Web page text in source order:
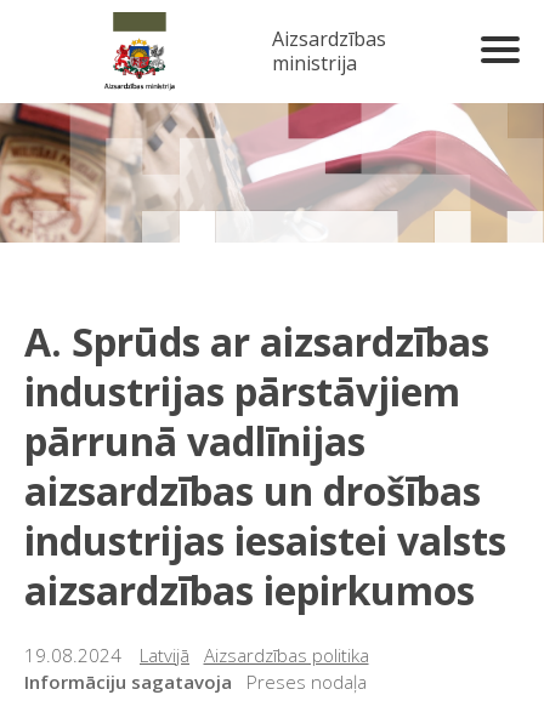
Aizsardzības
ministrija
A. Sprūds ar aizsardzības
industrijas pārstāvjiem
pārrunā vadlīnijas
aizsardzības un drošības
industrijas iesaistei valsts
aizsardzības iepirkumos
19.08.2024 Latvijā
Aizsardzības politika
Informāciju sagatavoja
Preses nodaļa